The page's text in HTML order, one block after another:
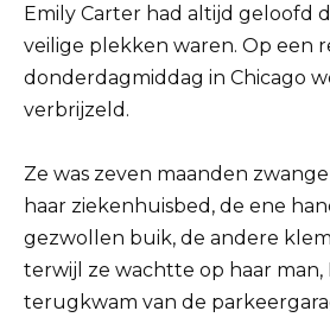
Emily Carter had altijd geloofd
veilige plekken waren. Op een
donderdagmiddag in Chicago
verbrijzeld.
Ze was zeven maanden
haar ziekenhuisbed, de ene
gezwollen buik, de andere
terwijl ze wachtte op haar man,
terugkwam van de